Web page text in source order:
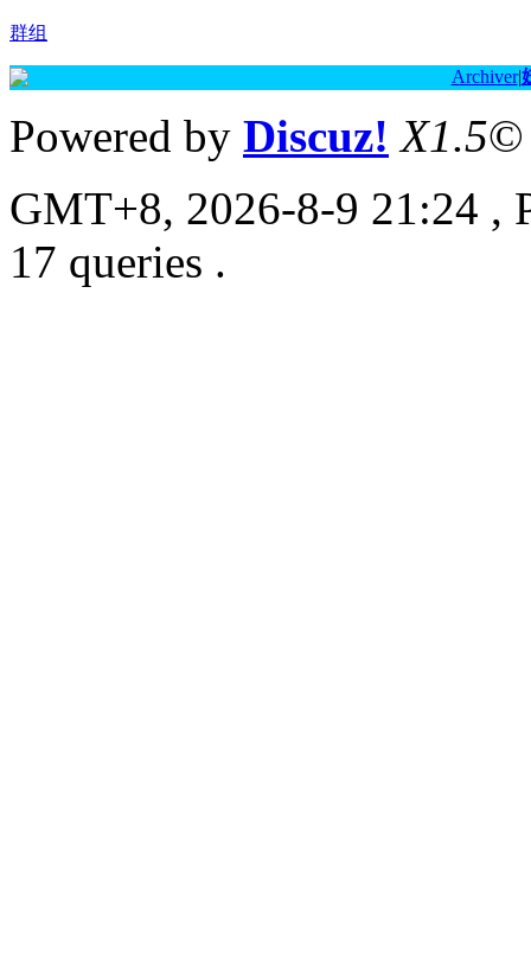
群组
Archiver|
Powered by Discuz! X1.5©
GMT+8, 2026-8-9 21:24 ,
17 queries .